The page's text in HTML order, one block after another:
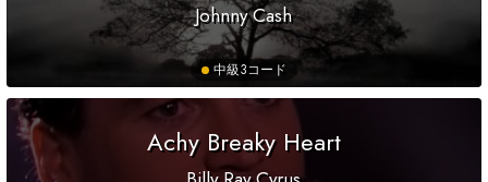
Johnny Cash
中級3コード
Achy Breaky Heart